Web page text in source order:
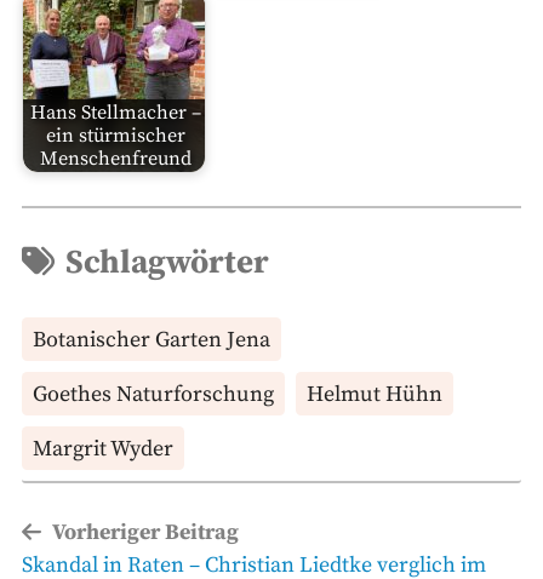
Hans Stellmacher –
ein stürmischer
Menschenfreund
Schlagwörter
Botanischer Garten Jena
Goethes Naturforschung
Helmut Hühn
Margrit Wyder
Beitragsnavigation
Vorheriger Beitrag
Vorheriger
Skandal in Raten – Christian Liedtke verglich im